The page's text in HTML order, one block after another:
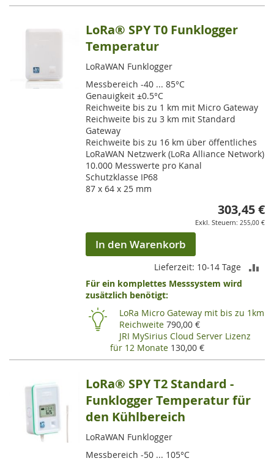
LoRa® SPY T0 Funklogger
Temperatur
LoRaWAN Funklogger
Messbereich -40 ... 85°C
Genauigkeit ±0.5°C
Reichweite bis zu 1 km mit Micro Gateway
Reichweite bis zu 3 km mit Standard
Gateway
Reichweite bis zu 16 km über öffentliches
LoRaWAN Netzwerk (LoRa Alliance Network)
10.000 Messwerte pro Kanal
Schutzklasse IP68
87 x 64 x 25 mm
303,45 €
255,00 €
In den Warenkorb
Lieferzeit: 10-14 Tage
Für ein komplettes Messsystem wird
zusätzlich benötigt:
LoRa Micro Gateway mit bis zu 1km
Reichweite 790,00 €
JRI MySirius Cloud Server Lizenz
für 12 Monate 130,00 €
LoRa® SPY T2 Standard -
Funklogger Temperatur für
den Kühlbereich
LoRaWAN Funklogger
Messbereich -50 ... 105°C